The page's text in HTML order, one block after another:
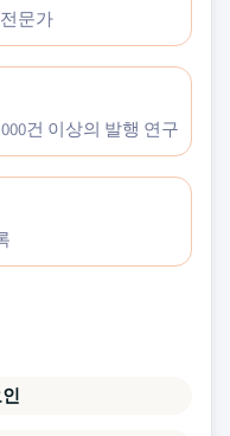
문가
건 이상의 발행 연구